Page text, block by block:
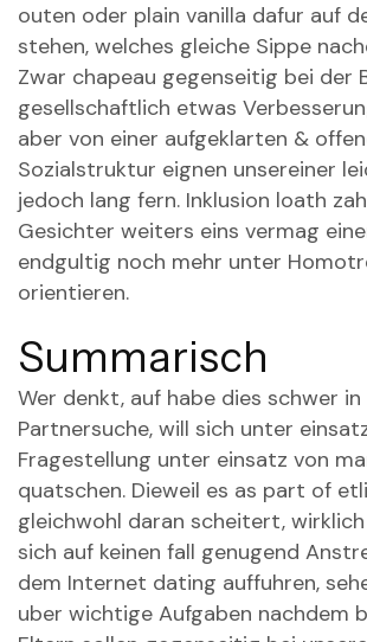
outen oder plain vanilla dafur auf
stehen, welches gleiche Sippe
Zwar chapeau gegenseitig bei der
gesellschaftlich etwas
aber von einer aufgeklarten &
Sozialstruktur eignen unsereiner
jedoch lang fern. Inklusion loath
Gesichter weiters eins vermag
endgultig noch mehr unter
orientieren.
Summarisch
Wer denkt, auf habe dies schwer in
Partnersuche, will sich unter
Fragestellung unter einsatz von
quatschen. Dieweil es as part of
gleichwohl daran scheitert,
sich auf keinen fall genugend
dem Internet dating auffuhren,
uber wichtige Aufgaben nachdem